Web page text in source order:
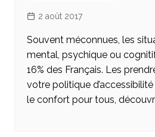
2 août 2017
Souvent méconnues, les
mental, psychique ou
16% des Français. Les
votre politique
le confort pour tous,